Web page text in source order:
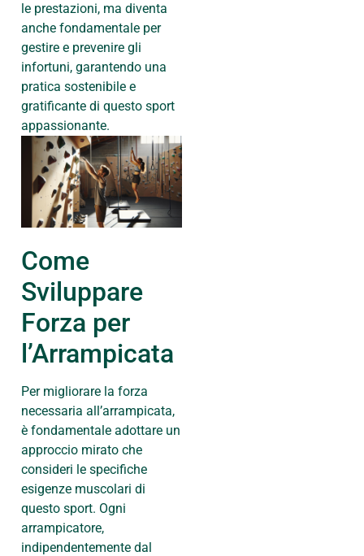
le prestazioni, ma diventa
anche fondamentale per
gestire e prevenire gli
infortuni, garantendo una
pratica sostenibile e
gratificante di questo sport
appassionante.
Come
Sviluppare
Forza per
l’Arrampicata
Per migliorare la forza
necessaria all’arrampicata,
è fondamentale adottare un
approccio mirato che
consideri le specifiche
esigenze muscolari di
questo sport. Ogni
arrampicatore,
indipendentemente dal